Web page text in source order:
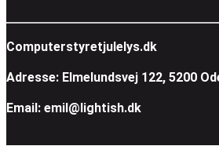
Computerstyretjulelys.dk
Adresse: Elmelundsvej 122, 5200
Email: emil@lightish.dk